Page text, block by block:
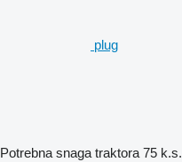
plug
Potrebna snaga traktora 75 k.s.